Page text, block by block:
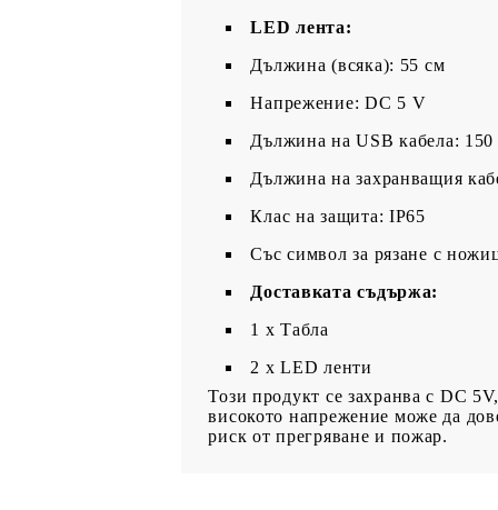
LED лента:
Дължина (всяка): 55 см
Напрежение: DC 5 V
Дължина на USB кабела: 150
Дължина на захранващия
Клас на защита: IP65
Със символ за рязане с
Доставката съдържа:
1 x Табла
2 x LED ленти
Този продукт се захранва с DC
високото напрежение може да
риск от прегряване и пожар.